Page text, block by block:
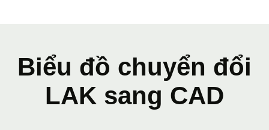
Biểu đồ chuyển đổi
LAK sang CAD